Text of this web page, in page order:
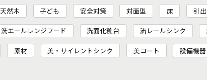
天然木 子ども 安全対策 対面型 床 引
洗エールレンジフード 洗面化粧台 流レールシンク
素材 美・サイレントシンク 美コート 設備機器